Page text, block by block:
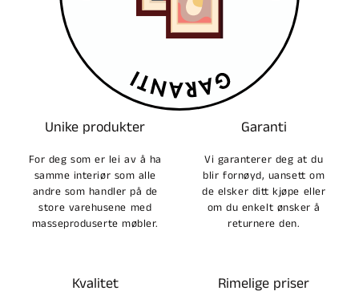
Unike produkter
For deg som er lei av å ha
samme interiør som alle
andre som handler på de
store varehusene med
masseproduserte møbler.
Garanti
Vi garanterer deg at du
blir fornøyd, uansett om
de elsker ditt kjøpe eller
om du enkelt ønsker å
returnere den.
Kvalitet Rimelige priser